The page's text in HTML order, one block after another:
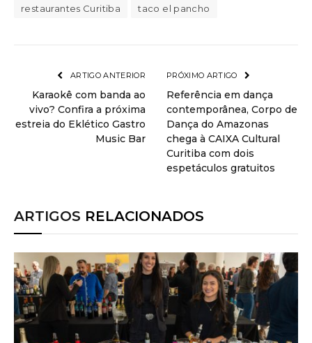
restaurantes Curitiba
taco el pancho
ARTIGO ANTERIOR
Karaokê com banda ao
vivo? Confira a próxima
estreia do Eklético Gastro
Music Bar
PRÓXIMO ARTIGO
Referência em dança
contemporânea, Corpo de
Dança do Amazonas
chega à CAIXA Cultural
Curitiba com dois
espetáculos gratuitos
ARTIGOS RELACIONADOS